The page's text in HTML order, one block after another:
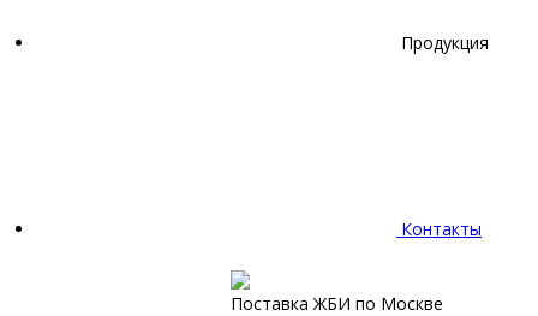
Продукция
Контакты
Поставка ЖБИ по Москве